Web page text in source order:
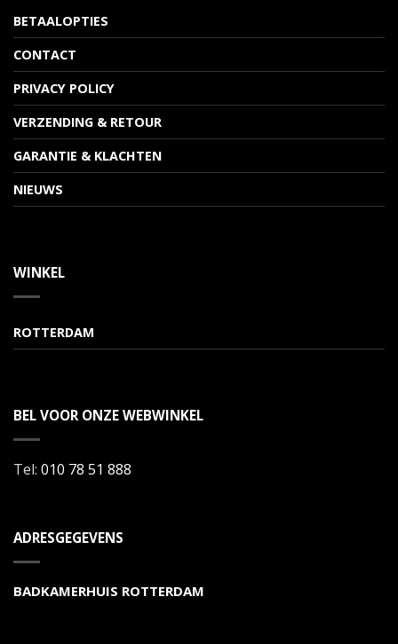
BETAALOPTIES
CONTACT
PRIVACY POLICY
VERZENDING & RETOUR
GARANTIE & KLACHTEN
NIEUWS
WINKEL
ROTTERDAM
BEL VOOR ONZE WEBWINKEL
Tel: 010 78 51 888
ADRESGEGEVENS
BADKAMERHUIS ROTTERDAM